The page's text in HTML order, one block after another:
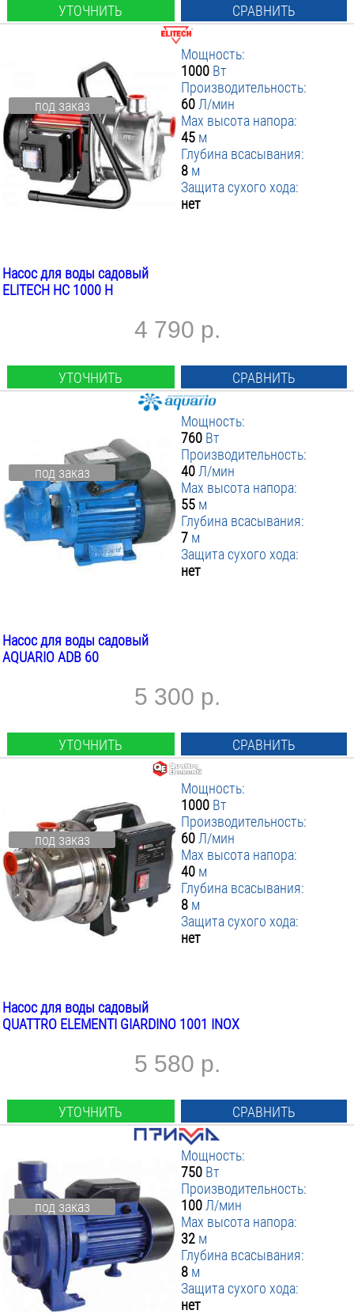
УТОЧНИТЬ СРАВНИТЬ
под заказ
Мощность:
1000 Вт
Производительность:
60 Л/мин
Max высота напора:
45 м
Глубина всасывания:
8 м
Защита сухого хода:
нет
Насос для воды садовый
ELITECH НС 1000 Н
4 790 р.
УТОЧНИТЬ СРАВНИТЬ
под заказ
Мощность:
760 Вт
Производительность:
40 Л/мин
Max высота напора:
55 м
Глубина всасывания:
7 м
Защита сухого хода:
нет
Насос для воды садовый
AQUARIO ADB 60
5 300 р.
УТОЧНИТЬ СРАВНИТЬ
под заказ
Мощность:
1000 Вт
Производительность:
60 Л/мин
Max высота напора:
40 м
Глубина всасывания:
8 м
Защита сухого хода:
нет
Насос для воды садовый
QUATTRO ELEMENTI GIARDINO 1001 INOX
5 580 р.
УТОЧНИТЬ СРАВНИТЬ
под заказ
Мощность:
750 Вт
Производительность:
100 Л/мин
Max высота напора:
32 м
Глубина всасывания:
8 м
Защита сухого хода:
нет